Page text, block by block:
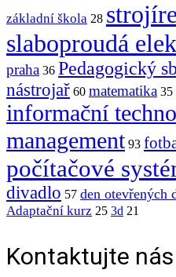
základní škola 28
slaboproudá
praha 36 Pedagogický
nástrojař 60 matematika 35
informační
management 93
počítačové
divadlo 57 den otevřených
Adaptační kurz 25 3d 21
Kontaktujte nás